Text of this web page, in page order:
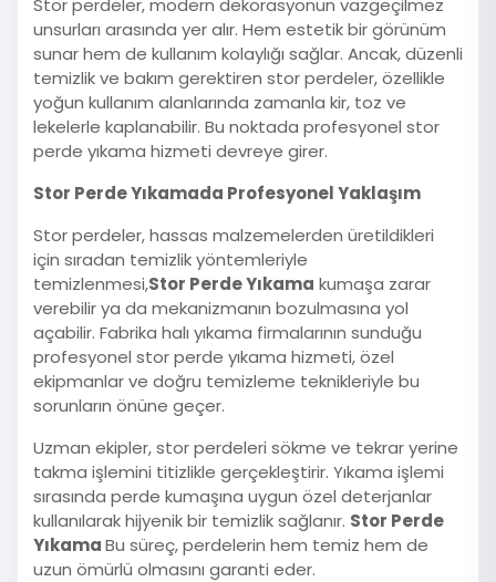
Stor perdeler, modern dekorasyonun vazgeçilmez
unsurları arasında yer alır. Hem estetik bir görünüm
sunar hem de kullanım kolaylığı sağlar. Ancak, düzenli
temizlik ve bakım gerektiren stor perdeler, özellikle
yoğun kullanım alanlarında zamanla kir, toz ve
lekelerle kaplanabilir. Bu noktada profesyonel stor
perde yıkama hizmeti devreye girer.
Stor Perde Yıkamada Profesyonel Yaklaşım
Stor perdeler, hassas malzemelerden üretildikleri
için sıradan temizlik yöntemleriyle
temizlenmesi,Stor Perde Yıkama kumaşa zarar
verebilir ya da mekanizmanın bozulmasına yol
açabilir. Fabrika halı yıkama firmalarının sunduğu
profesyonel stor perde yıkama hizmeti, özel
ekipmanlar ve doğru temizleme teknikleriyle bu
sorunların önüne geçer.
Uzman ekipler, stor perdeleri sökme ve tekrar yerine
takma işlemini titizlikle gerçekleştirir. Yıkama işlemi
sırasında perde kumaşına uygun özel deterjanlar
kullanılarak hijyenik bir temizlik sağlanır. Stor Perde
YıkamaBu süreç, perdelerin hem temiz hem de
uzun ömürlü olmasını garanti eder.